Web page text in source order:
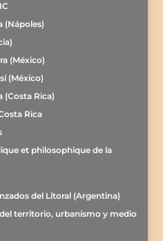
(Nápoles)
(México)
(México)
(Costa Rica)
Rica
et philosophique de la
del Litoral (Argentina)
territorio, urbanismo y medio